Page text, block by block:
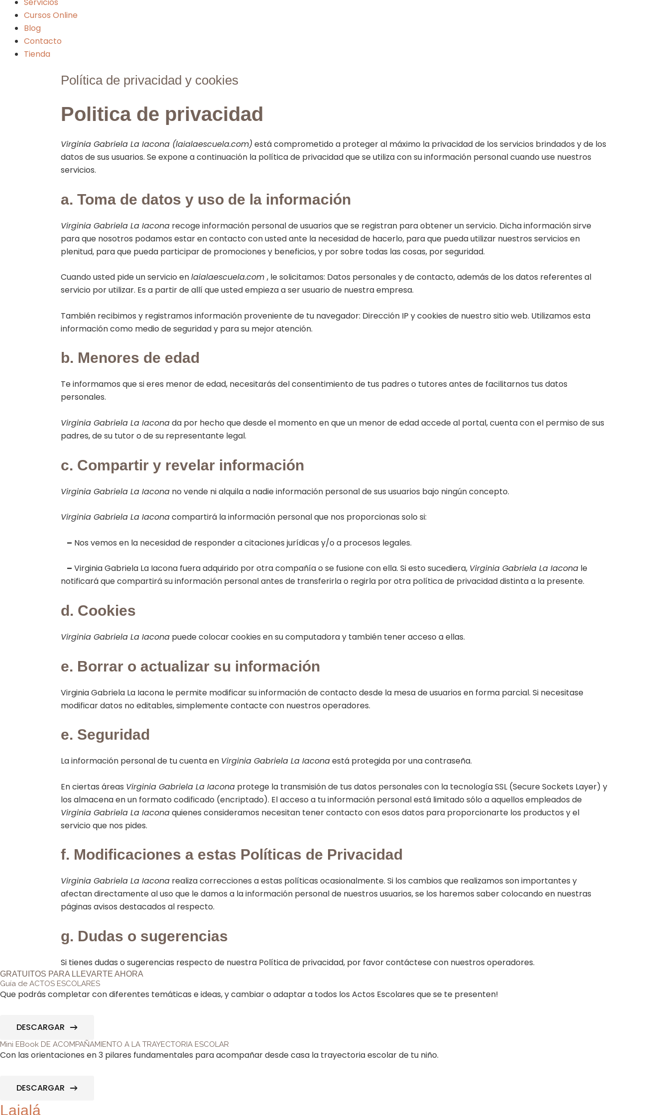
Cursos Online
Blog
Contacto
Tienda
Política de privacidad y cookies
Politica de privacidad
Virginia Gabriela La Iacona (laialaescuela.com) está comprometido a proteger al máximo la privacidad de los servicios brindados y de los
datos de sus usuarios. Se expone a continuación la política de privacidad que se utiliza con su información personal cuando use nuestros
servicios.
a. Toma de datos y uso de la información
Virginia Gabriela La Iacona recoge información personal de usuarios que se registran para obtener un servicio. Dicha información sirve
para que nosotros podamos estar en contacto con usted ante la necesidad de hacerlo, para que pueda utilizar nuestros servicios en
plenitud, para que pueda participar de promociones y beneficios, y por sobre todas las cosas, por seguridad.
Cuando usted pide un servicio enlaialaescuela.com , le solicitamos: Datos personales y de contacto, además de los datos referentes al
servicio por utilizar. Es a partir de allí que usted empieza a ser usuario de nuestra empresa.
También recibimos y registramos información proveniente de tu navegador: Dirección IP y cookies de nuestro sitio web. Utilizamos esta
información como medio de seguridad y para su mejor atención.
b. Menores de edad
Te informamos que si eres menor de edad, necesitarás del consentimiento de tus padres o tutores antes de facilitarnos tus datos
personales.
Virginia Gabriela La Iaconada por hecho que desde el momento en que un menor de edad accede al portal, cuenta con el permiso de sus
padres, de su tutor o de su representante legal.
c. Compartir y revelar información
Virginia Gabriela La Iacona no vende ni alquila a nadie información personal de sus usuarios bajo ningún concepto.
Virginia Gabriela La Iaconacompartirá la información personal que nos proporcionas solo si:
– Nos vemos en la necesidad de responder a citaciones jurídicas y/o a procesos legales.
– Virginia Gabriela La Iacona fuera adquirido por otra compañía o se fusione con ella. Si esto sucediera, Virginia Gabriela La Iacona le
notificará que compartirá su información personal antes de transferirla o regirla por otra política de privacidad distinta a la presente.
d. Cookies
Virginia Gabriela La Iacona puede colocar cookies en su computadora y también tener acceso a ellas.
e. Borrar o actualizar su información
Virginia Gabriela La Iacona le permite modificar su información de contacto desde la mesa de usuarios en forma parcial. Si necesitase
modificar datos no editables, simplemente contacte con nuestros operadores.
e. Seguridad
La información personal de tu cuenta en Virginia Gabriela La Iaconaestá protegida por una contraseña.
En ciertas áreas Virginia Gabriela La Iacona protege la transmisión de tus datos personales con la tecnología SSL (Secure Sockets Layer) y
los almacena en un formato codificado (encriptado). El acceso a tu información personal está limitado sólo a aquellos empleados de
Virginia Gabriela La Iaconaquienes consideramos necesitan tener contacto con esos datos para proporcionarte los productos y el
servicio que nos pides.
f. Modificaciones a estas Políticas de Privacidad
Virginia Gabriela La Iacona realiza correcciones a estas políticas ocasionalmente. Si los cambios que realizamos son importantes y
afectan directamente al uso que le damos a la información personal de nuestros usuarios, se los haremos saber colocando en nuestras
páginas avisos destacados al respecto.
g. Dudas o sugerencias
Si tienes dudas o sugerencias respecto de nuestra Política de privacidad, por favor contáctese con nuestros operadores.
GRATUITOS PARA LLEVARTE AHORA
Guía de ACTOS ESCOLARES
Que podrás completar con diferentes temáticas e ideas, y cambiar o adaptar a todos los Actos Escolares que se te presenten!
DESCARGAR
Mini EBook DE ACOMPAÑAMIENTO A LA TRAYECTORIA ESCOLAR
Con las orientaciones en 3 pilares fundamentales para acompañar desde casa la trayectoria escolar de tu niño.
DESCARGAR
Laialá